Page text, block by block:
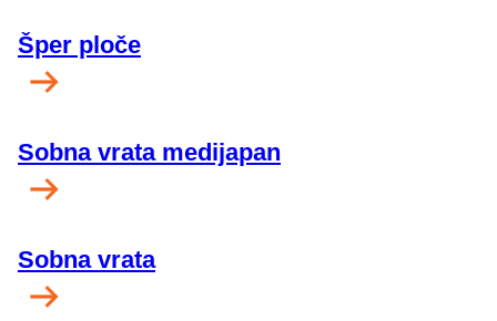
Šper ploče
Sobna vrata medijapan
Sobna vrata